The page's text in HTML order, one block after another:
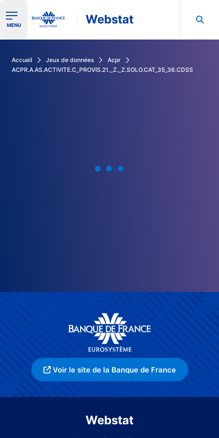
Ouvrir le menu de navigation
MENU Webstat
Accueil Jeux de données
Acpr
ACPR.A.AS.ACTIVITE.C_PROVIS.21._Z._Z.SOLO.CAT_35_36.CDSS
Voir le site de la Banque de France
Webstat